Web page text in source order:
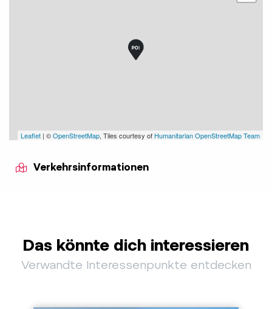
Leaflet | ©OpenStreetMap, Tiles courtesy of Humanitarian OpenStreetMap Team
Verkehrsinformationen
Das könnte dich interessieren
Verwandte Interessenpunkte entdecken